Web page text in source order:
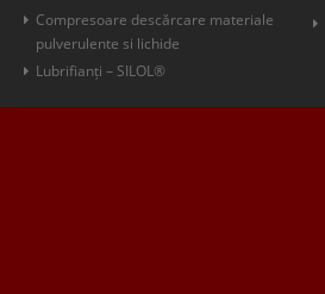
Compresoare descărcare materiale
pulverulente si lichide
Lubrifianți – SILOL®